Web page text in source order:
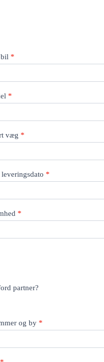
bil*
*
væg*
*
*
partner?
og by*